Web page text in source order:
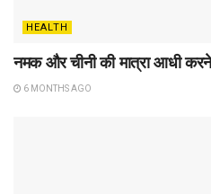
HEALTH
नमक और चीनी की मात्रा आधी करने
6 MONTHS AGO